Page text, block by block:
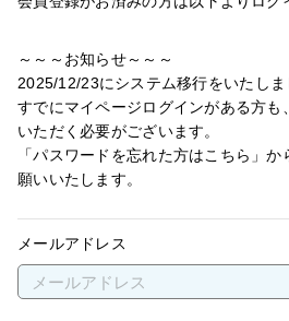
～～～お知らせ～～～
2025/12/23にシステム移行をいたしま
すでにマイページログインがある方も
いただく必要がございます。
「パスワードを忘れた方はこちら」
願いいたします。
メールアドレス